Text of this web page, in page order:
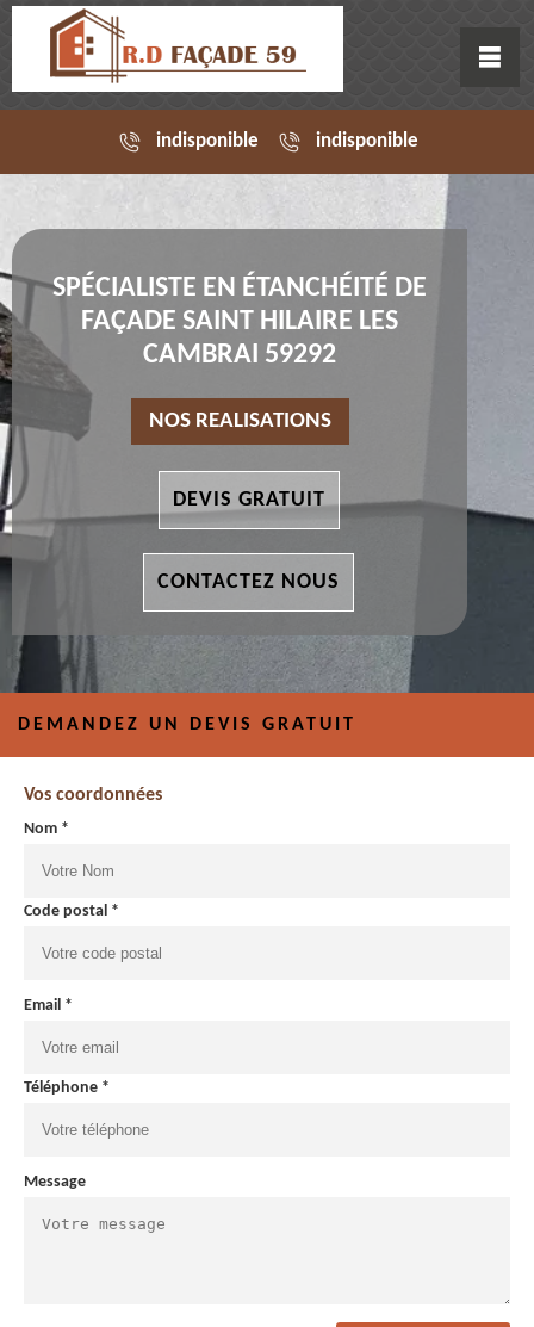
indisponible indisponible
SPÉCIALISTE EN ÉTANCHÉITÉ DE
FAÇADE SAINT HILAIRE LES
CAMBRAI 59292
NOS REALISATIONS
DEVIS GRATUIT
CONTACTEZ NOUS
DEMANDEZ UN DEVIS GRATUIT
Vos coordonnées
Nom *
Code postal *
Email *
Téléphone *
Message